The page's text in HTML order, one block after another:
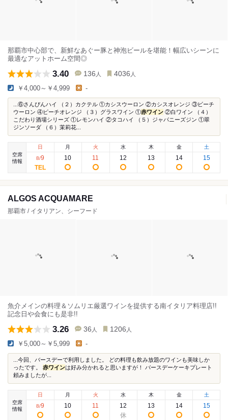
那覇市中心部で、新鮮なあぐー豚と神泡ビールを堪能！幅広いシーンに
最適なアットホーム空間◎
3.40 136 人 4036 人
￥4,000～￥4,999 -
...⑥さんぴんハイ （２）カクテル ①カシスウーロン ②カシスオレンジ ③ビーチ
ウーロン ④ピーチオレンジ （３）グラスワイン ①赤ワイン ②白ワイン （４）
こだわり酒場シリーズ ①レモンハイ ②タコハイ （５）ジャパニーズジン ①翠
ジンソーダ （６）茉莉花...
空席
情報
日
8/9
月
10
火
11
水
12
木
13
金
14
土
15
ALGOS ACQUAMARE
那覇市 / イタリアン、シーフード
魚介メインの料理＆ソムリエ厳選ワインを提供する南イタリア料理店!!
記念日や会食にも是非!!
3.26 36 人 1206 人
￥5,000～￥5,999 -
...今回、バースデーで利用しました。 どの料理も飲み放題のワインも美味しか
ったです。 赤ワインは好み分かれると思いますが！ バースデーケーキプレート
頼みましたが...
空席
情報
日
8/9
月
10
火
11
水
12
木
13
金
14
土
15